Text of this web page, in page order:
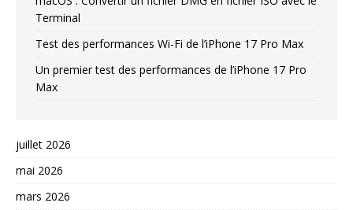
Terminal
Test des performances Wi-Fi de l’iPhone 17 Pro Max
Un premier test des performances de l’iPhone 17 Pro
Max
juillet 2026
mai 2026
mars 2026